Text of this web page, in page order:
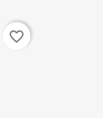
favorite_border